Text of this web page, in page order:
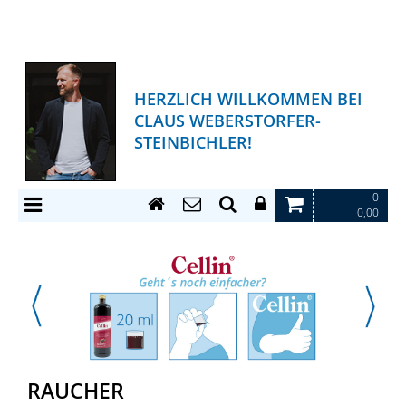
HERZLICH WILLKOMMEN BEI
CLAUS WEBERSTORFER-
STEINBICHLER!
0
0,00
RAUCHER